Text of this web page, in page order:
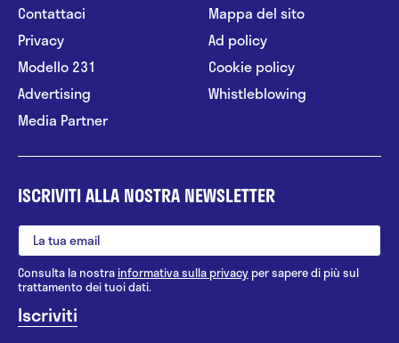
Contattaci
Privacy
Modello 231
Advertising
Media Partner
Mappa del sito
Ad policy
Cookie policy
Whistleblowing
ISCRIVITI ALLA NOSTRA NEWSLETTER
Consulta la nostrainformativa sulla privacy per sapere di più sul
trattamento dei tuoi dati.